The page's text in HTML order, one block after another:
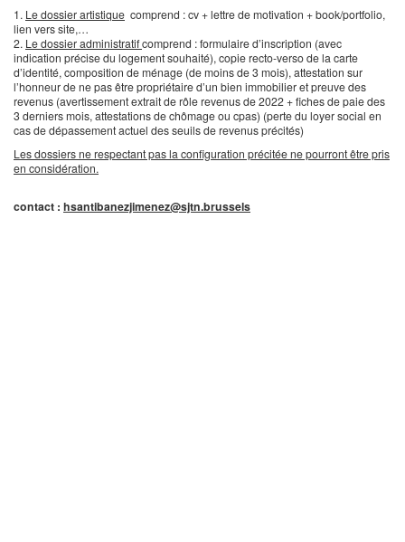
1. Le dossier artistique comprend : cv + lettre de motivation + book/portfolio,
lien vers site,…
2. Le dossier administratifcomprend : formulaire d’inscription (avec
indication précise du logement souhaité), copie recto-verso de la carte
d’identité, composition de ménage (de moins de 3 mois), attestation sur
l’honneur de ne pas être propriétaire d’un bien immobilier et preuve des
revenus (avertissement extrait de rôle revenus de 2022 + fiches de paie des
3 derniers mois, attestations de chômage ou cpas) (perte du loyer social en
cas de dépassement actuel des seuils de revenus précités)
Les dossiers ne respectant pas la configuration précitée ne pourront être pris
en considération.
contact : hsantibanezjimenez@sjtn.brussels